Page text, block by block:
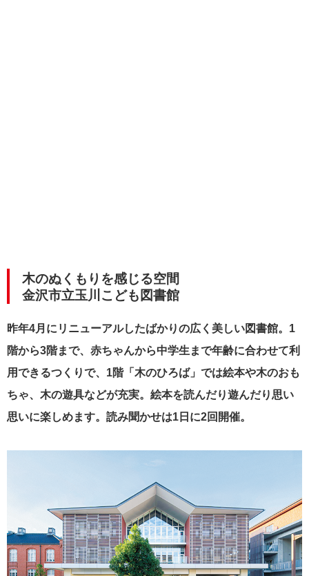
木のぬくもりを感じる空間
金沢市立玉川こども図書館
昨年4月にリニューアルしたばかりの広く美しい図書館。1
階から3階まで、赤ちゃんから中学生まで年齢に合わせて利
用できるつくりで、1階「木のひろば」では絵本や木のおも
ちゃ、木の遊具などが充実。絵本を読んだり遊んだり思い
思いに楽しめます。読み聞かせは1日に2回開催。